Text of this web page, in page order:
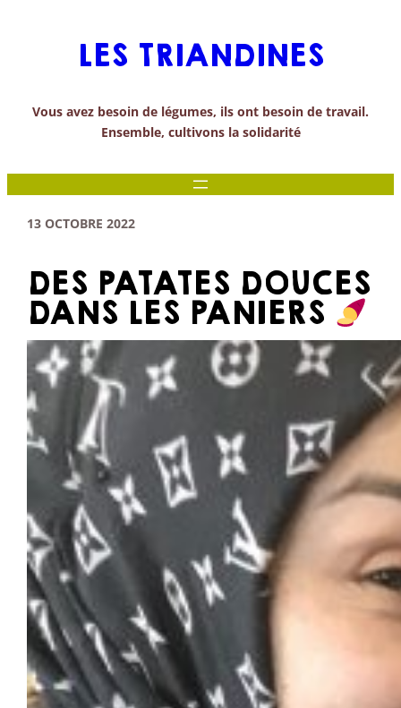
LES TRIANDINES
Vous avez besoin de légumes, ils ont besoin de travail.
Ensemble, cultivons la solidarité
13 OCTOBRE 2022
DES PATATES DOUCES
DANS LES PANIERS